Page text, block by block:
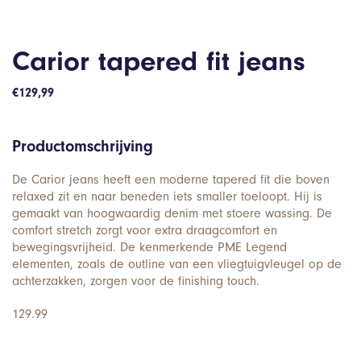
Carior tapered fit jeans
€129,99
Productomschrijving
De Carior jeans heeft een moderne tapered fit die boven
relaxed zit en naar beneden iets smaller toeloopt. Hij is
gemaakt van hoogwaardig denim met stoere wassing. De
comfort stretch zorgt voor extra draagcomfort en
bewegingsvrijheid. De kenmerkende PME Legend
elementen, zoals de outline van een vliegtuigvleugel op de
achterzakken, zorgen voor de finishing touch.
129.99